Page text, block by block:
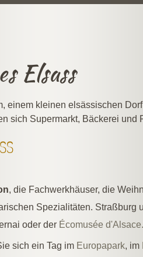
Elsass
einem kleinen elsässischen
sich Supermarkt, Bäckerei und
, die Fachwerkhäuser, die
Spezialitäten. Straßburg
oder der Écomusée d'Alsace.
sich ein Tag im Europapark, im